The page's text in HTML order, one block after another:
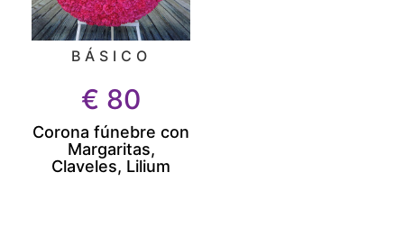
BÁSICO
€ 80
Corona fúnebre con
Margaritas,
Claveles, Lilium